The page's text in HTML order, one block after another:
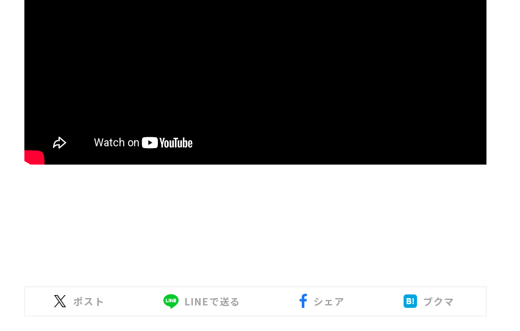
ポスト LINEで送る シェア ブクマ